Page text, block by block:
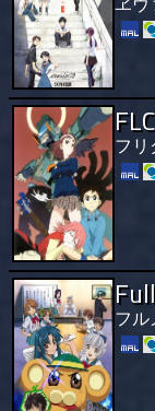
ヱヴ
フリ
フル